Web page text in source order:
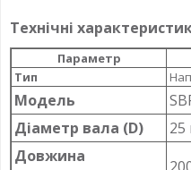
Технічні
Параметр
Тип
Модель
Діаметр вала (D)
Довжина